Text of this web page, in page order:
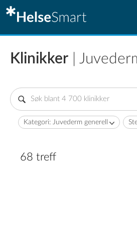
Klinikker |
Kategori: Juvederm generell
68 treff